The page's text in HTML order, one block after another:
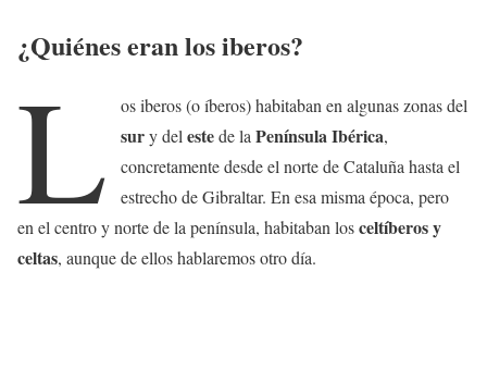
¿Quiénes eran los iberos?
L os iberos (o íberos) habitaban en algunas zonas del
sury delestede laPenínsula Ibérica,
concretamente desde el norte de Cataluña hasta el
estrecho de Gibraltar. En esa misma época, pero
en el centro y norte de la península, habitaban losceltíberos y
celtas, aunque de ellos hablaremos otro día.